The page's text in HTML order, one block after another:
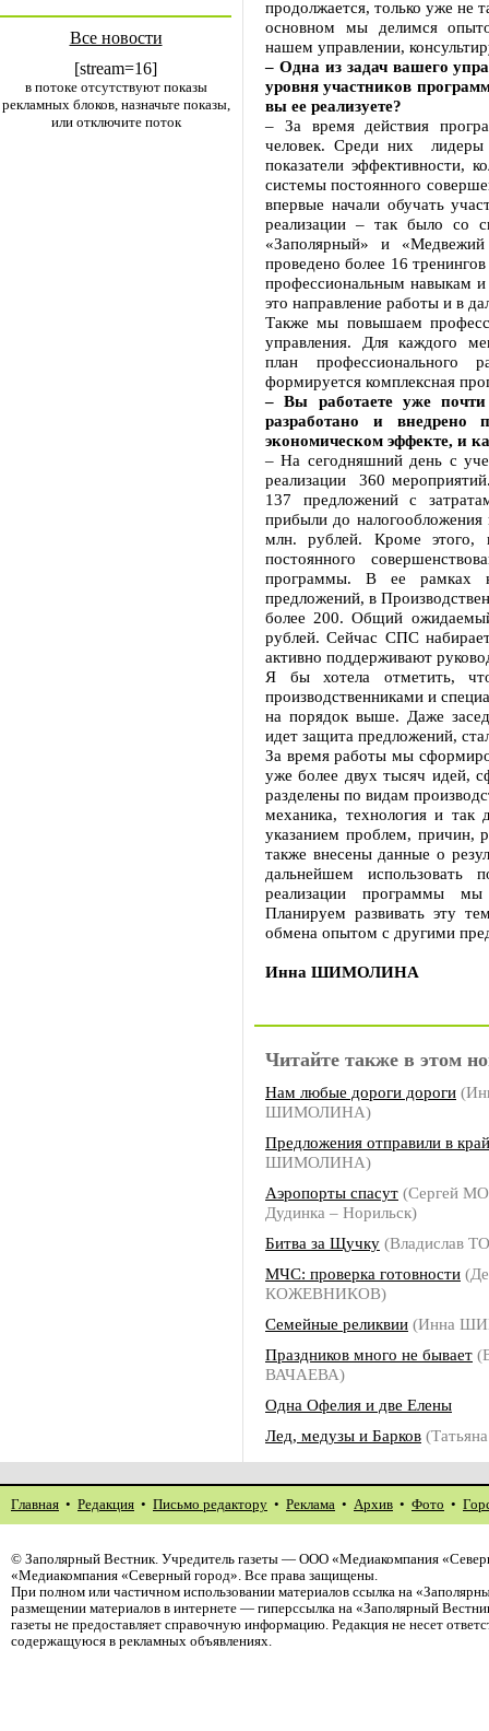
Все новости
[stream=16]
в потоке отсутствуют показы
рекламных блоков, назначьте показы,
или отключите поток
продолжается, только уже не
основном мы делимся
нашем управлении,
– Одна из задач вашего
уровня участников
вы ее реализуете?
– За время действия
человек. Среди них лидеры
показатели эффективности,
системы постоянного
впервые начали обучать
реализации – так было со
«Заполярный» и
проведено более 16
профессиональным навыкам
это направление работы и в
Также мы повышаем
управления. Для каждого
план
формируется комплексная
– Вы работаете уже
разработано и
экономическом эффекте, и
– На сегодняшний день с
реализации 360
137 предложений с
прибыли до
млн. рублей. Кроме этого,
постоянного
программы. В ее рамках
предложений, в
более 200. Общий
рублей. Сейчас СПС
активно поддерживают
Я бы хотела отметить,
производственниками и
на порядок выше. Даже
идет защита предложений,
За время работы мы
уже более двух тысяч идей,
разделены по видам
механика, технология и
указанием проблем, причин,
также внесены данные о
дальнейшем
реализации программы
Планируем развивать эту
обмена опытом с другими
Инна ШИМОЛИНА
Читайте также в этом
Нам любые дороги дороги
ШИМОЛИНА)
Предложения отправили в край
ШИМОЛИНА)
Аэропорты спасут (Сергей
Дудинка – Норильск)
Битва за Щучку (Владислав
МЧС: проверка готовности
КОЖЕВНИКОВ)
Семейные реликвии (Инна
Праздников много не бывает
ВАЧАЕВА)
Одна Офелия и две Елены
Лед, медузы и Барков
Главная • Редакция • Письмо редактору • Реклама • Архив • Фото •
© Заполярный Вестник. Учредитель газеты — ООО «Медиакомпания
«Медиакомпания «Северный город». Все права защищены.
При полном или частичном использовании материалов ссылка на
размещении материалов в интернете — гиперссылка на «Заполярный
газеты не предоставляет справочную информацию. Редакция не несет
содержащуюся в рекламных объявлениях.